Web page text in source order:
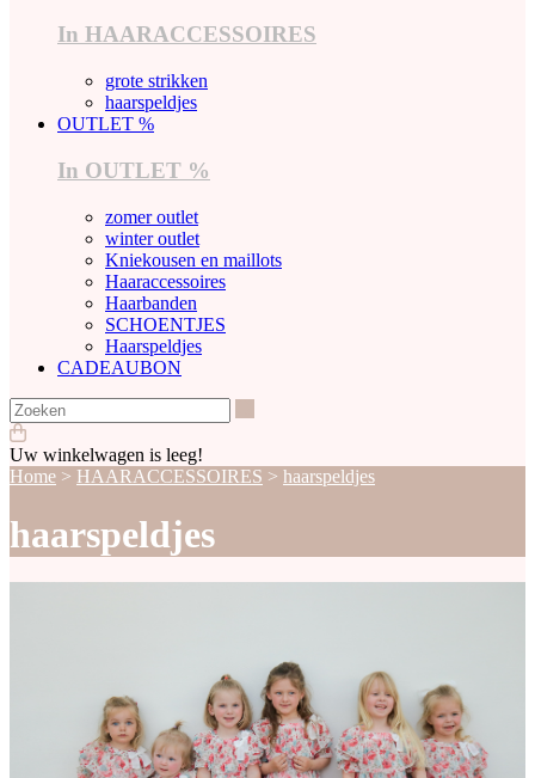
In HAARACCESSOIRES
grote strikken
haarspeldjes
OUTLET %
In OUTLET %
zomer outlet
winter outlet
Kniekousen en maillots
Haaraccessoires
Haarbanden
SCHOENTJES
Haarspeldjes
CADEAUBON
Uw winkelwagen is leeg!
Home > HAARACCESSOIRES > haarspeldjes
haarspeldjes